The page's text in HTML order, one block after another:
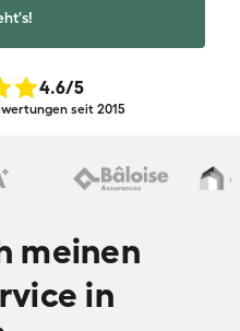
4.6/5
seit 2015
meinen
in